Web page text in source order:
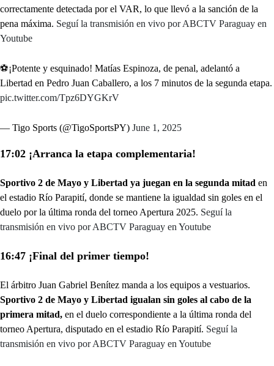
correctamente detectada por el VAR, lo que llevó a la sanción de la
pena máxima. Seguí la transmisión en vivo por ABCTV Paraguay en
Youtube
⚽️¡Potente y esquinado! Matías Espinoza, de penal, adelantó a
Libertad en Pedro Juan Caballero, a los 7 minutos de la segunda etapa.
pic.twitter.com/Tpz6DYGKrV
— Tigo Sports (@TigoSportsPY) June 1, 2025
17:02 ¡Arranca la etapa complementaria!
Sportivo 2 de Mayo y Libertad ya juegan en la segunda mitad en
el estadio Río Parapití, donde se mantiene la igualdad sin goles en el
duelo por la última ronda del torneo Apertura 2025. Seguí la
transmisión en vivo por ABCTV Paraguay en Youtube
16:47 ¡Final del primer tiempo!
El árbitro Juan Gabriel Benítez manda a los equipos a vestuarios.
Sportivo 2 de Mayo y Libertad igualan sin goles al cabo de la
primera mitad, en el duelo correspondiente a la última ronda del
torneo Apertura, disputado en el estadio Río Parapití. Seguí la
transmisión en vivo por ABCTV Paraguay en Youtube